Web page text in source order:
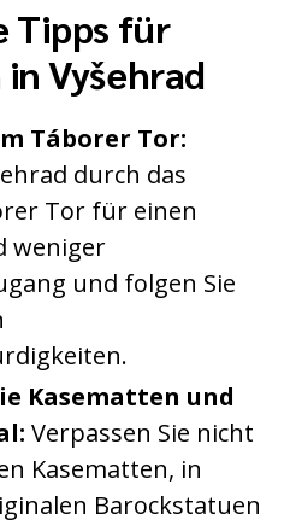
Tipps für
Vyšehrad
Táborer Tor:
durch das
Tor für einen
weniger
und folgen Sie
Kasematten und
Verpassen Sie nicht
Kasematten, in
Barockstatuen